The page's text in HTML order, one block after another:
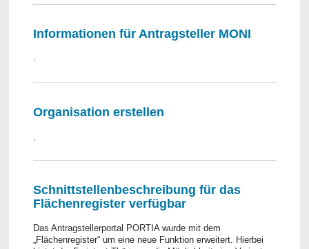
Informationen für Antragsteller MONI
.
Organisation erstellen
Schnittstellenbeschreibung für das
Flächenregister verfügbar
Das Antragstellerportal PORTIA wurde mit dem
„Flächenregister“ um eine neue Funktion erweitert. Hierbei